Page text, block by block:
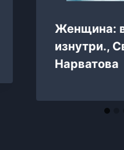
Женщина:
изнутри.,
Нарватова